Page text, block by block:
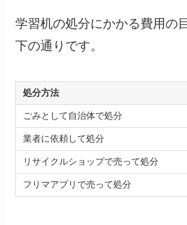
学習机の処分にかかる費用の
下の通りです。
処分方法
ごみとして自治体で処分
業者に依頼して処分
リサイクルショップで売って処分
フリマアプリで売って処分